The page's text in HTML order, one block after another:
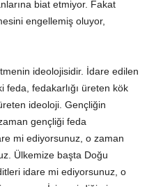
biat etmiyor. Fakat
engellemiş oluyor,
ideolojisidir. İdare edilen
fedakarlığı üreten kök
ideoloji. Gençliğin
gençliği feda
mi ediyorsunuz, o zaman
Ülkemize başta Doğu
idare mi ediyorsunuz, o